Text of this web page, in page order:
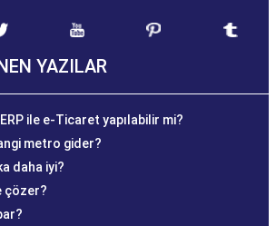
YAZILAR
ile e-Ticaret yapılabilir mi?
metro gider?
daha iyi?
çözer?